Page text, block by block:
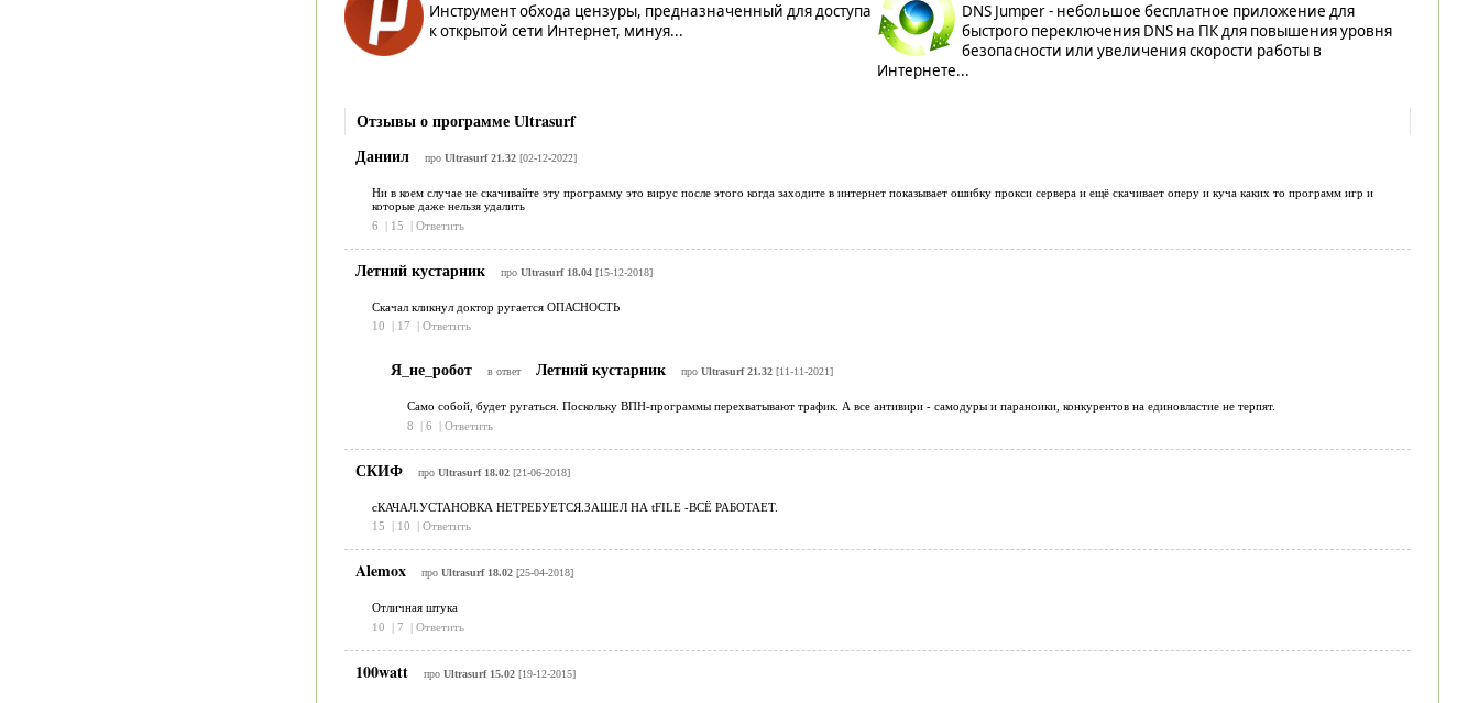
Инструмент обхода цензуры, предназначенный для доступа
к открытой сети Интернет, минуя...
DNS Jumper - небольшое бесплатное приложение для
быстрого переключения DNS на ПК для повышения уровня
безопасности или увеличения скорости работы в
Интернете...
Отзывы о программе Ultrasurf
Даниил
про Ultrasurf 21.32[02-12-2022]
Ни в коем случае не скачивайте эту программу это вирус после этого когда заходите в интернет показывает ошибку прокси сервера и ещё скачивает оперу и куча каких то программ игр и
которые даже нельзя удалить
6
| 15 | Ответить
Летний кустарник про Ultrasurf 18.04[15-12-2018]
Скачал кликнул доктор ругается ОПАСНОСТЬ
10
| 17 | Ответить
Я_не_робот в ответ Летний кустарник про Ultrasurf 21.32[11-11-2021]
Само собой, будет ругаться. Поскольку ВПН-программы перехватывают трафик. А все антивири - самодуры и параноики, конкурентов на единовластие не терпят.
8
| 6 | Ответить
СКИФ про Ultrasurf 18.02[21-06-2018]
сКАЧАЛ.УСТАНОВКА НЕТРЕБУЕТСЯ.ЗАШЕЛ НА tFILE -ВСЁ РАБОТАЕТ.
15
| 10 | Ответить
Alemox про Ultrasurf 18.02[25-04-2018]
Отличная штука
10
| 7 | Ответить
100watt про Ultrasurf 15.02[19-12-2015]